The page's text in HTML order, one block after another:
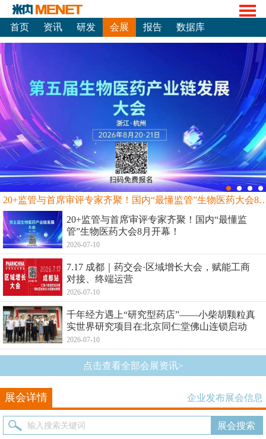
首页 资讯 研发 会展 报告 数据库
20+监管与首席审评专家齐聚！国内“最
20+监管与首席审评专家齐聚！国内“最懂监
管”生物医药大会8月开幕！
2026-07-10
7.17 成都｜药交会·区域增长大会，赋能工商
对接、终端运营
2026-07-10
千年经方遇上“研究型药店”——小柴胡颗粒真
实世界研究项目在北京同仁堂佛山连锁启动
2026-07-10
点击查看全部会展资讯>
展会详情 企业发布展会信息